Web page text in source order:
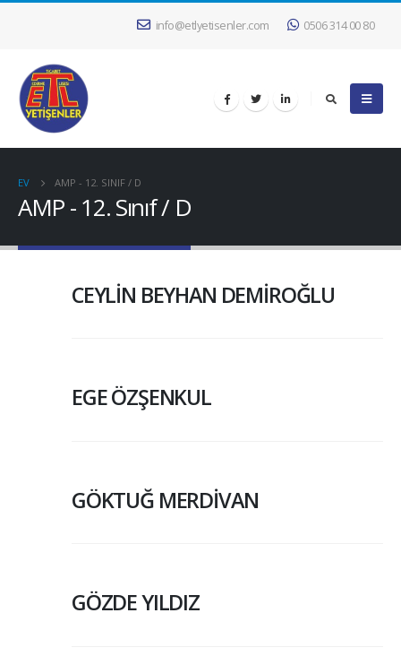
info@etlyetisenler.com 0506 314 00 80
EV AMP - 12. SINIF / D
AMP - 12. Sınıf / D
CEYLİN BEYHAN DEMİROĞLU
EGE ÖZŞENKUL
GÖKTUĞ MERDİVAN
GÖZDE YILDIZ